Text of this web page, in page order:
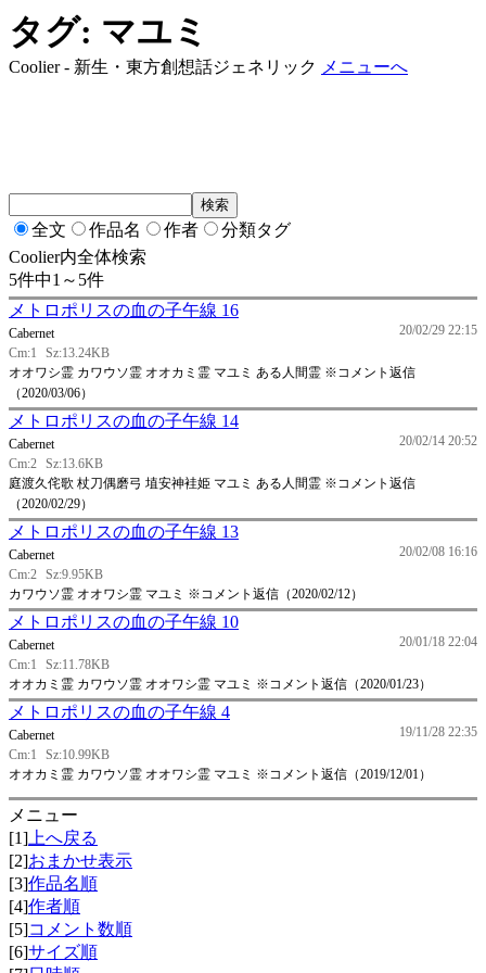
タグ: マユミ
Coolier - 新生・東方創想話ジェネリック メニューへ
全文 作品名 作者
分類タグ
Coolier内全体検索
5件中1～5件
メトロポリスの血の子午線 16
20/02/29 22:15
Cabernet
Cm:1
Sz:13.24KB
オオワシ霊 カワウソ霊 オオカミ霊 マユミ ある人間霊 ※コメント返信
（2020/03/06）
メトロポリスの血の子午線 14
20/02/14 20:52
Cabernet
Cm:2 Sz:13.6KB
庭渡久侘歌 杖刀偶磨弓 埴安神袿姫 マユミ ある人間霊 ※コメント返信
（2020/02/29）
メトロポリスの血の子午線 13
20/02/08 16:16
Cabernet
Cm:2 Sz:9.95KB
カワウソ霊 オオワシ霊 マユミ ※コメント返信（2020/02/12）
メトロポリスの血の子午線 10
20/01/18 22:04
Cabernet
Cm:1
Sz:11.78KB
オオカミ霊 カワウソ霊 オオワシ霊 マユミ ※コメント返信（2020/01/23）
メトロポリスの血の子午線 4
19/11/28 22:35
Cabernet
Cm:1
Sz:10.99KB
オオカミ霊 カワウソ霊 オオワシ霊 マユミ ※コメント返信（2019/12/01）
メニュー
[1] 上へ戻る
[2]おまかせ表示
[3]作品名順
[4]作者順
[5]コメント数順
[6]サイズ順